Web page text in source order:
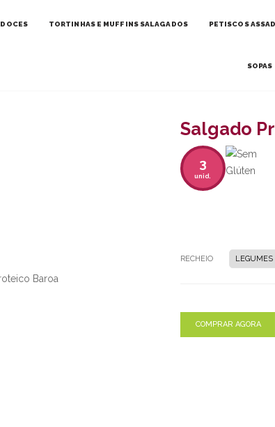
DOCES TORTINHAS E MUFFINS SALAGADOS PETISCOS
SOPAS
Salgado
3
unid.
RECHEIO LEGUMES
COMPRAR AGORA